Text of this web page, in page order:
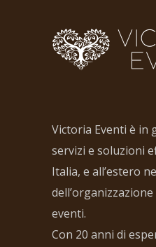
Victoria Eventi è in
servizi e soluzioni
Italia, e all’estero
eventi.
Con 20 anni di